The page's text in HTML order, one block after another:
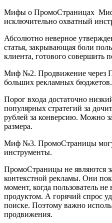
Мифы о ПромоСтраницах
исключительно охватный
Абсолютно неверное
статья, закрывающая боли
клиента, готового совершить
Миф №2. Продвижение через
больших рекламных бюджетов.
Порог входа достаточно
популярных стратегий за
рублей за конверсию. Можно
размера.
Миф №3. ПромоСтраницы
инструменты.
ПромоСтраницы не являются
контекстной рекламы. Они
момент, когда пользователь не
продуктом. А горячий спрос
поиске. Поэтому важно
продвижения.